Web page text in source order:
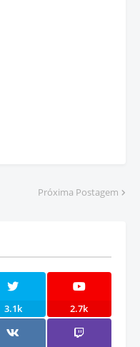
Próxima Postagem
3.1k 2.7k